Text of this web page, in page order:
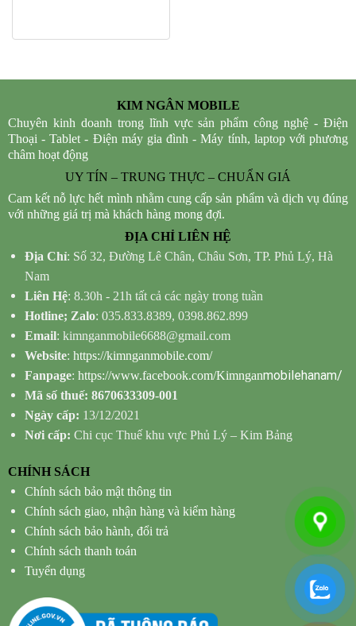
KIM NGÂN MOBILE
Chuyên kinh doanh trong lĩnh vực sản phẩm công nghệ - Điện
Thoại - Tablet - Điện máy gia đình - Máy tính, laptop với phương
châm hoạt động
UY TÍN – TRUNG THỰC – CHUẨN GIÁ
Cam kết nỗ lực hết mình nhằm cung cấp sản phẩm và dịch vụ đúng
với những giá trị mà khách hàng mong đợi.
ĐỊA CHỈ LIÊN HỆ
Địa Chỉ: Số 32, Đường Lê Chân, Châu Sơn, TP. Phủ Lý, Hà
Nam
Liên Hệ: 8.30h - 21h tất cả các ngày trong tuần
Hotline; Zalo: 035.833.8389, 0398.862.899
Email: kimnganmobile6688@gmail.com
Website: https://kimnganmobile.com/
Fanpage: https://www.facebook.com/Kimnganmobilehanam/
Mã số thuế: 8670633309-001
Ngày cấp: 13/12/2021
Nơi cấp: Chi cục Thuế khu vực Phủ Lý – Kim Bảng
CHÍNH SÁCH
Chính sách bảo mật thông tin
Chính sách giao, nhận hàng và kiểm hàng
Chính sách bảo hành, đổi trả
Chính sách thanh toán
Tuyển dụng